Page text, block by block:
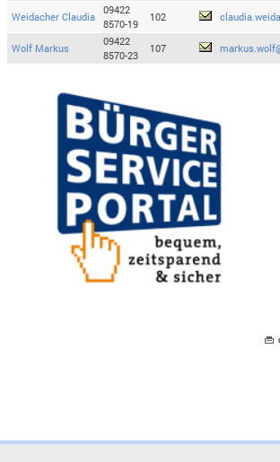
Weidacher Claudia
09422
8570-19
102
Wolf Markus
09422
8570-23
107